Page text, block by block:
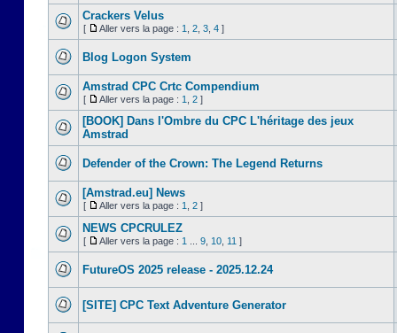
Crackers Velus
[ Aller vers la page : 1 2 3 4 ]
Blog Logon System
Amstrad CPC Crtc Compendium
[ Aller vers la page : 1 2 ]
[BOOK] Dans l'Ombre du CPC L'héritage des jeux
Amstrad
Defender of the Crown: The Legend Returns
[Amstrad.eu] News
[ Aller vers la page : 1 2 ]
NEWS CPCRULEZ
[ Aller vers la page : 1 9 10 11 ]
FutureOS 2025 release - 2025.12.24
[SITE] CPC Text Adventure Generator